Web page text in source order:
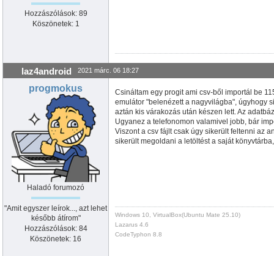
Hozzászólások: 89
Köszönetek: 1
laz4android 2021 márc. 06 18:27
progmokus
Haladó forumozó
"Amit egyszer leírok..., azt lehet
később átírom"
Hozzászólások: 84
Köszönetek: 16
Csináltam egy progit ami csv-ből importál be
emulátor "belenézett a nagyvilágba", úgyhogy
aztán kis várakozás után készen lett. Az
Ugyanez a telefonomon valamivel jobb, bár
Viszont a csv fájlt csak úgy sikerült feltenni az
sikerült megoldani a letöltést a saját
Windows 10, VirtualBox(Ubuntu Mate 25.10)
Lazarus 4.6
CodeTyphon 8.8